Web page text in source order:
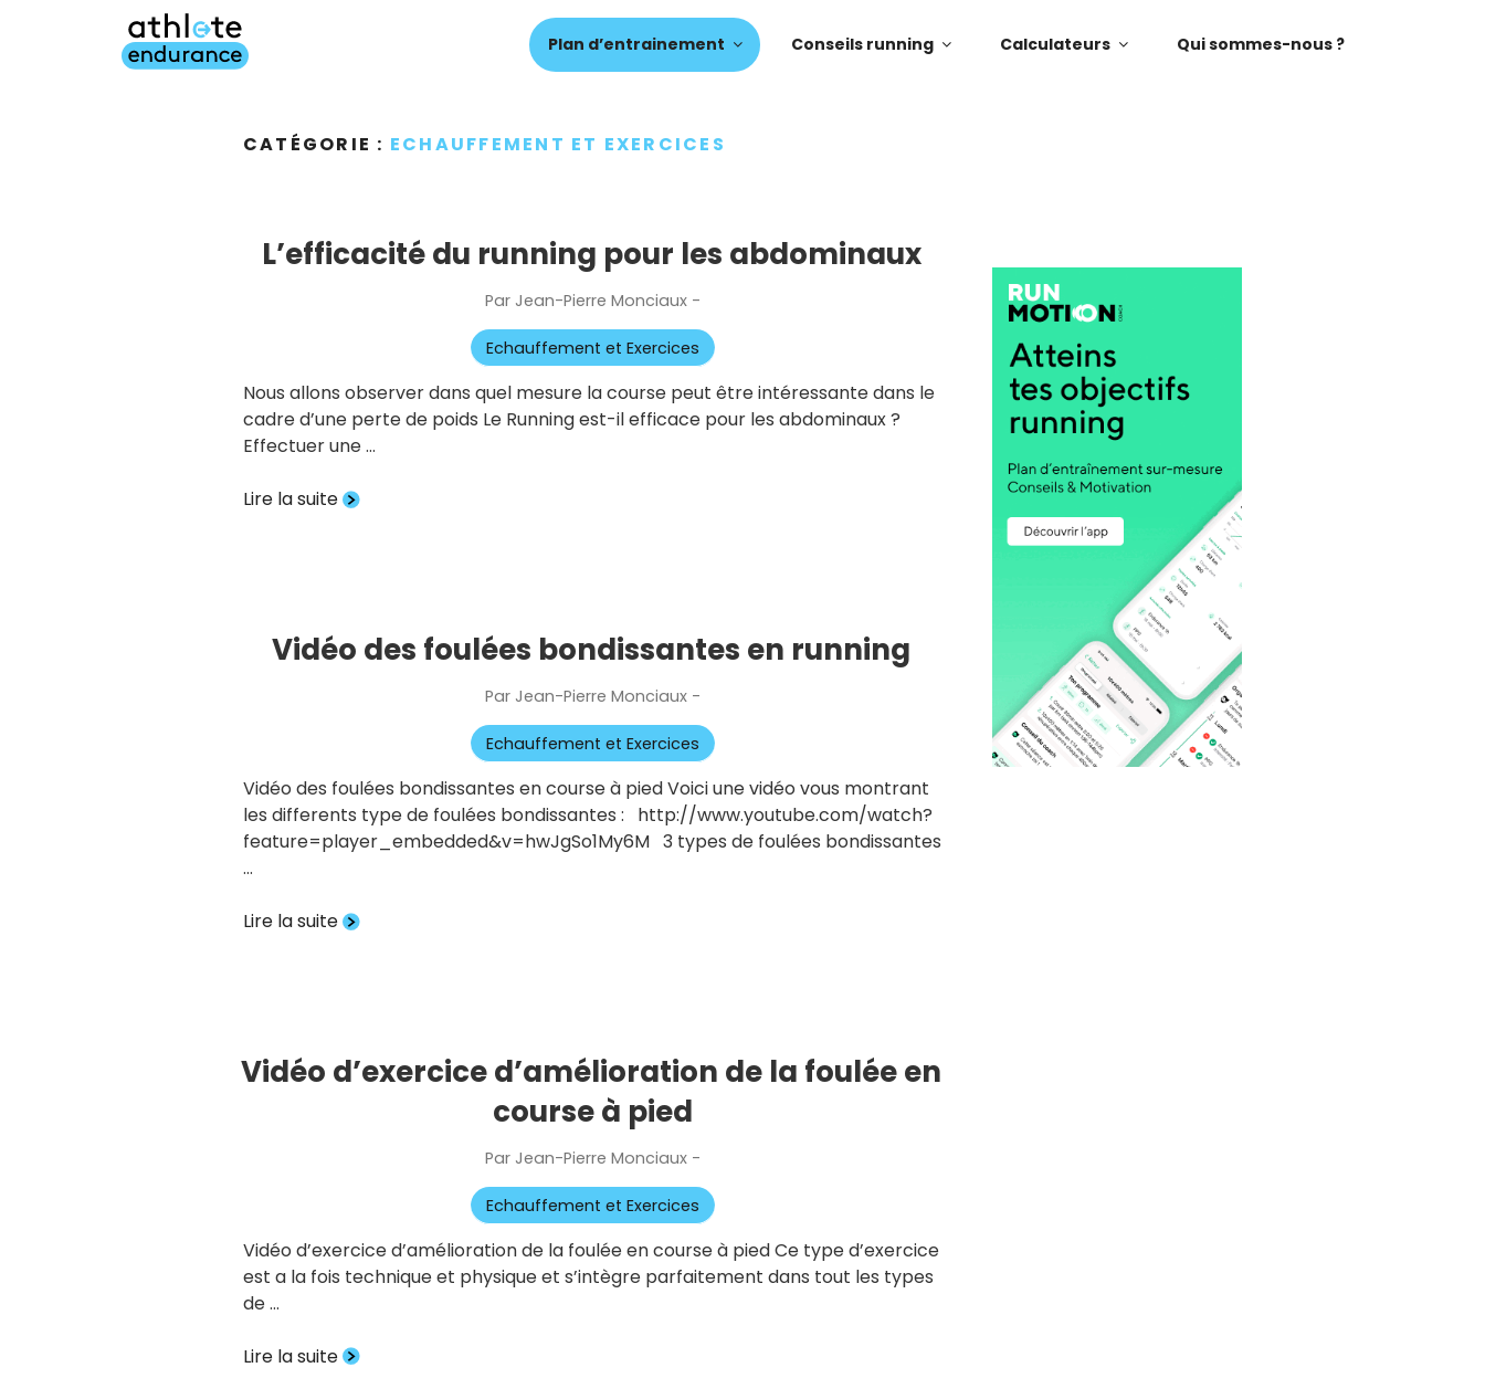
Plan d’entrainement Conseils running Calculateurs Qui sommes-nous ?
CATÉGORIE : ECHAUFFEMENT ET EXERCICES
L’efficacité du running pour les abdominaux
Par Jean-Pierre Monciaux-
le
Echauffement et Exercices
Nous allons observer dans quel mesure la course peut être intéressante dans le
cadre d’une perte de poids Le Running est-il efficace pour les abdominaux ?
Effectuer une …
Lire la suite
Vidéo des foulées bondissantes en running
Par Jean-Pierre Monciaux-
le
Echauffement et Exercices
Vidéo des foulées bondissantes en course à pied Voici une vidéo vous montrant
les differents type de foulées bondissantes : http://www.youtube.com/watch?
feature=player_embedded&v=hwJgSo1My6M 3 types de foulées bondissantes
…
Lire la suite
Vidéo d’exercice d’amélioration de la foulée en
course à pied
Par Jean-Pierre Monciaux-
le
Echauffement et Exercices
Vidéo d’exercice d’amélioration de la foulée en course à pied Ce type d’exercice
est a la fois technique et physique et s’intègre parfaitement dans tout les types
de …
Lire la suite